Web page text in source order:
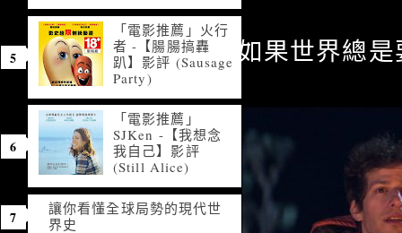
如果世界總
「電影推薦」火行
者 -【腸腸搞轟
趴】影評 (Sausage
Party)
「電影推薦」
SJKen -【我想念
我自己】影評
(Still Alice)
讓你看懂全球局勢的現代世
界史